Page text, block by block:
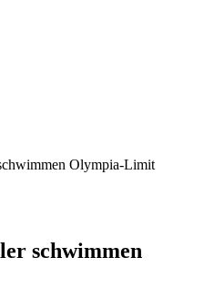
schwimmen